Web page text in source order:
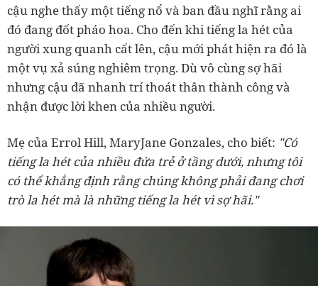
cậu nghe thấy một tiếng nổ và ban đầu nghĩ rằng ai
đó đang đốt pháo hoa. Cho đến khi tiếng la hét của
người xung quanh cất lên, cậu mới phát hiện ra đó là
một vụ xả súng nghiêm trọng. Dù vô cùng sợ hãi
nhưng cậu đã nhanh trí thoát thân thành công và
nhận được lời khen của nhiều người.
Mẹ của Errol Hill, MaryJane Gonzales, cho biết: "Có
tiếng la hét của nhiều đứa trẻ ở tầng dưới, nhưng tôi
có thể khẳng định rằng chúng không phải đang chơi
trò la hét mà là những tiếng la hét vì sợ hãi."